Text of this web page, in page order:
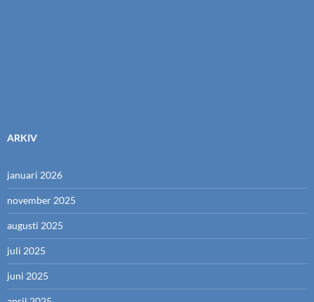
ARKIV
januari 2026
november 2025
augusti 2025
juli 2025
juni 2025